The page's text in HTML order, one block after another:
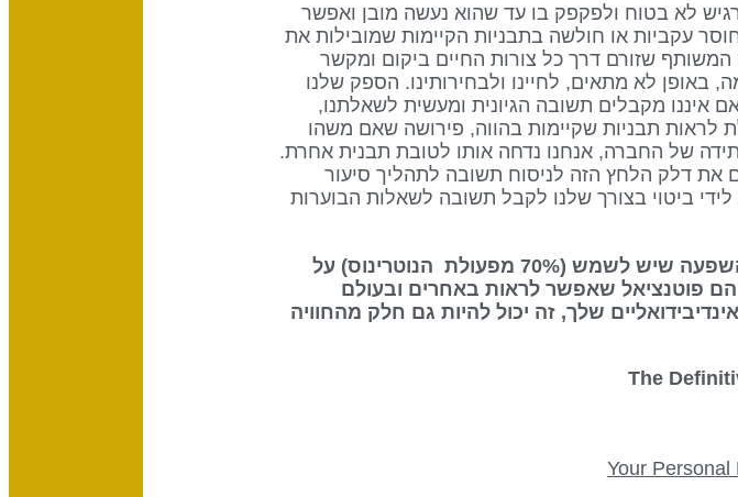
לב למה שמרגיש לא בטוח ולפקפק בו עד שהוא נעשה מובן ואפשר
עקביות או חולשה בתבניות הקיימות שמובילות את
המשותף שזורם דרך כל צורות החיים ביקום ומקשר
מכוון פנימה, באופן לא מתאים, לחיינו ולבחירותינו. הספק שלנו
מקבלים תשובה הגיונית ומעשית לשאלתנו,
תבניות שקיימות בהווה, פירושה שאם משהו
של החברה, אנחנו נדחה אותו לטובת תבנית אחרת.
את דלק הלחץ הזה לניסוח תשובה לתהליך סיעור
שער 4 , לחץ מנטלי יכול לבוא לידי ביטוי בצורך שלנו לקבל תשובה לשאלות הבוערות
– מייצג את ההשפעה שיש לשמש (70% מפעולת הנוטרינוס) על
פוטנציאל שאפשר לראות באחרים ובעולם
שלך, זה יכול להיות גם חלק מהחוויה
Your